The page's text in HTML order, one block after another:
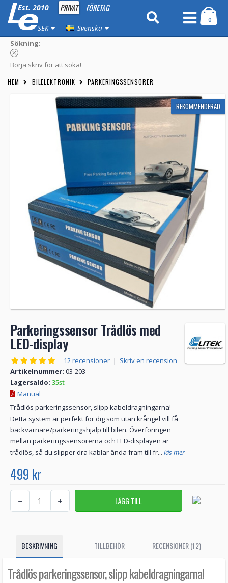
Est. 2010 PRIVAT FÖRETAG
SEK Svenska
0
Sökning:
Börja skriv för att söka!
HEM BILELEKTRONIK PARKERINGSSENSORER
REKOMMENDERAD
Parkeringssensor Trådlös med
LED-display
12 recensioner | Skriv en recension
Artikelnummer: 03-203
Lagersaldo: 35st
Manual
Trådlös parkeringssensor, slipp kabeldragningarna!
Detta system är perfekt för dig som utan krångel vill få
backvarnare/parkeringshjälp till bilen. Överföringen
mellan parkeringssensorerna och LED-displayen är
trådlös, så du slipper dra kablar ända fram till fr... läs mer
499 kr
BESKRIVNING TILLBEHÖR RECENSIONER (12)
Trådlös parkeringssensor, slipp kabeldragningarna!